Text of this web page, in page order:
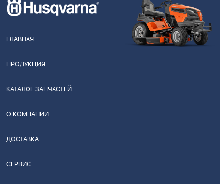
ГЛАВНАЯ
ПРОДУКЦИЯ
КАТАЛОГ ЗАПЧАСТЕЙ
О КОМПАНИИ
ДОСТАВКА
СЕРВИС